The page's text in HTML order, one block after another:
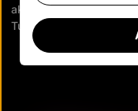
aktuelle und relevante
Turniers.